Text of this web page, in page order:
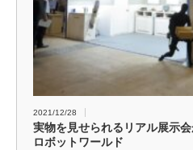
2021/12/28
実物を見せられるリアル展示
ロボットワールド